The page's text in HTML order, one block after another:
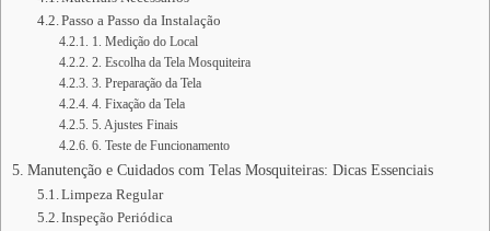
Passo a Passo da Instalação
1. Medição do Local
2. Escolha da Tela Mosquiteira
3. Preparação da Tela
4. Fixação da Tela
5. Ajustes Finais
6. Teste de Funcionamento
Manutenção e Cuidados com Telas Mosquiteiras: Dicas Essenciais
Limpeza Regular
Inspeção Periódica